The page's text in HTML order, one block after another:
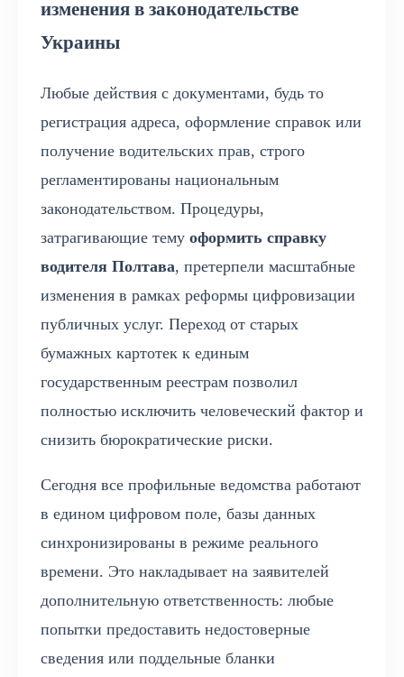
изменения в законодательстве
Украины
Любые действия с документами, будь то
регистрация адреса, оформление справок или
получение водительских прав, строго
регламентированы национальным
законодательством. Процедуры,
затрагивающие тему оформить справку
водителя Полтава, претерпели масштабные
изменения в рамках реформы цифровизации
публичных услуг. Переход от старых
бумажных картотек к единым
государственным реестрам позволил
полностью исключить человеческий фактор и
снизить бюрократические риски.
Сегодня все профильные ведомства работают
в едином цифровом поле, базы данных
синхронизированы в режиме реального
времени. Это накладывает на заявителей
дополнительную ответственность: любые
попытки предоставить недостоверные
сведения или поддельные бланки